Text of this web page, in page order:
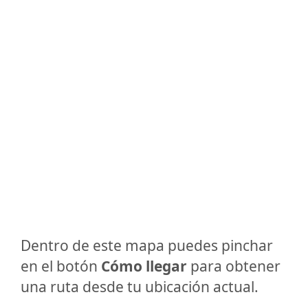
Dentro de este mapa puedes pinchar
en el botón Cómo llegar para obtener
una ruta desde tu ubicación actual.